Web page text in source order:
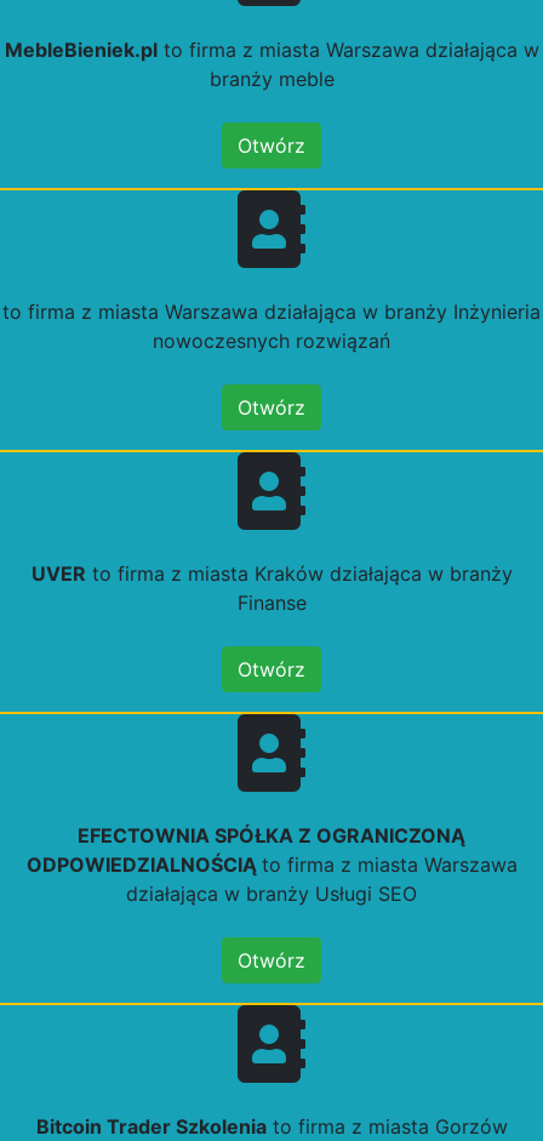
MebleBieniek.plto firma z miasta Warszawa działająca w
branży meble
Otwórz
to firma z miasta Warszawa działająca w branży Inżynieria
nowoczesnych rozwiązań
Otwórz
UVER to firma z miasta Kraków działająca w branży
Finanse
Otwórz
EFECTOWNIA SPÓŁKA Z OGRANICZONĄ
ODPOWIEDZIALNOŚCIĄ to firma z miasta Warszawa
działająca w branży Usługi SEO
Otwórz
Bitcoin Trader Szkoleniato firma z miasta Gorzów